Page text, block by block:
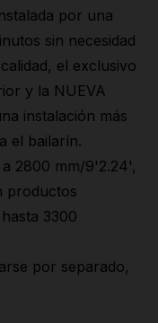
por una
sin necesidad
el exclusivo
y la NUEVA
instalación más
el bailarín.
2800 mm/9'2.24',
productos
3300
por separado,